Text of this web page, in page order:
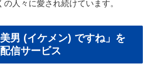
の人々に愛され続けています。
男 (イケメン) ですね」を
信サービス